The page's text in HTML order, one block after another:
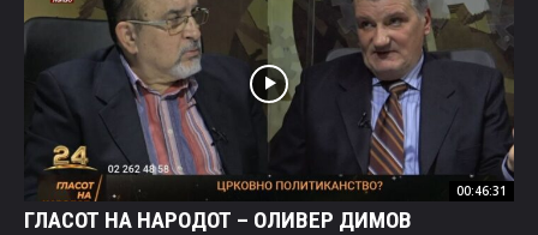
00:46:31
ГЛАСОТ НА НАРОДОТ – ОЛИВЕР ДИМОВ